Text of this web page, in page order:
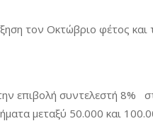
τον Οκτώβριο φέτος
επιβολή συντελεστή
μεταξύ 50.000 και